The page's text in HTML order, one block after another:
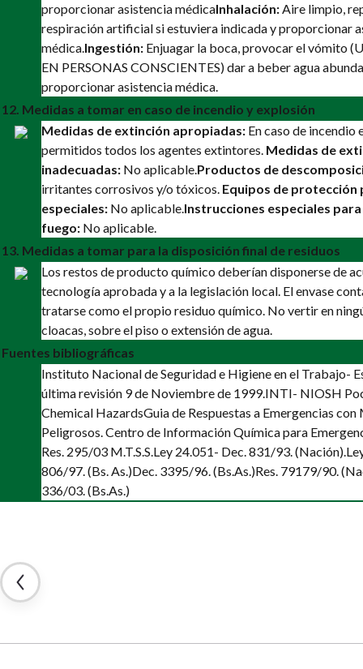
proporcionar asistencia médicaInhalación:Aire limpio,
respiración artificial si estuviera indicada y proporcionar
médica.Ingestión: Enjuagar la boca, provocar el vómito
EN PERSONAS CONSCIENTES) dar a beber agua
proporcionar asistencia médica.
12. Medidas a tomar en caso de incendio y explosión
Medidas de extinción apropiadas: En caso de incendio
permitidos todos los agentes extintores. Medidas de
inadecuadas: No aplicable.Productos de
irritantes corrosivos y/o tóxicos. Equipos de protección
especiales: No aplicable.Instrucciones especiales
fuego: No aplicable.
13. Medidas a tomar para la disposición final de residuos
Los restos de producto químico deberían disponerse de
tecnología aprobada y a la legislación local. El envase
tratarse como el propio residuo químico. No vertir en
cloacas, sobre el piso o extensión de agua.
Fuentes bibliográficas
Instituto Nacional de Seguridad e Higiene en el Trabajo-
última revisión 9 de Noviembre de 1999.INTI- NIOSH
Chemical HazardsGuia de Respuestas a Emergencias
Peligrosos. Centro de Información Química para
Res. 295/03 M.T.S.S.Ley 24.051- Dec. 831/93. (Nación).
806/97. (Bs. As.)Dec. 3395/96. (Bs.As.)Res. 79179/90.
336/03. (Bs.As.)